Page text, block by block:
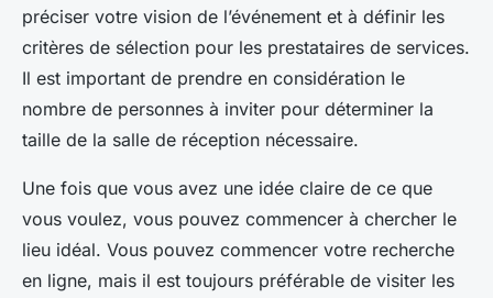
préciser votre vision de l’événement et à définir les
critères de sélection pour les prestataires de services.
Il est important de prendre en considération le
nombre de personnes à inviter pour déterminer la
taille de la salle de réception nécessaire.
Une fois que vous avez une idée claire de ce que
vous voulez, vous pouvez commencer à chercher le
lieu idéal. Vous pouvez commencer votre recherche
en ligne, mais il est toujours préférable de visiter les